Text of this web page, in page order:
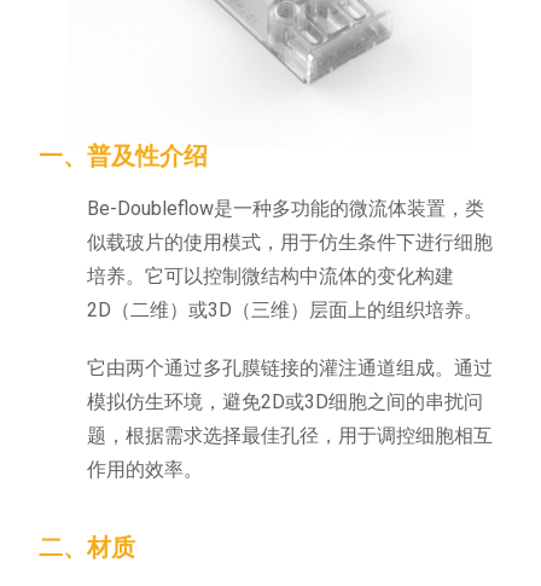
一、普及性介绍
Be-Doubleflow是一种多功能的微流体装置，类
似载玻片的使用模式，用于仿生条件下进行细胞
培养。它可以控制微结构中流体的变化构建
2D（二维）或3D（三维）层面上的组织培养。
它由两个通过多孔膜链接的灌注通道组成。通过
模拟仿生环境，避免2D或3D细胞之间的串扰问
题，根据需求选择最佳孔径，用于调控细胞相互
作用的效率。
二、材质